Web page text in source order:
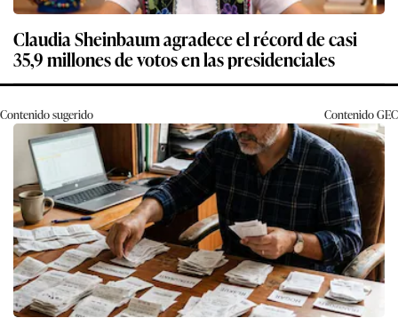
Claudia Sheinbaum agradece el récord de casi
35,9 millones de votos en las presidenciales
Contenido sugerido ContenidoGEC